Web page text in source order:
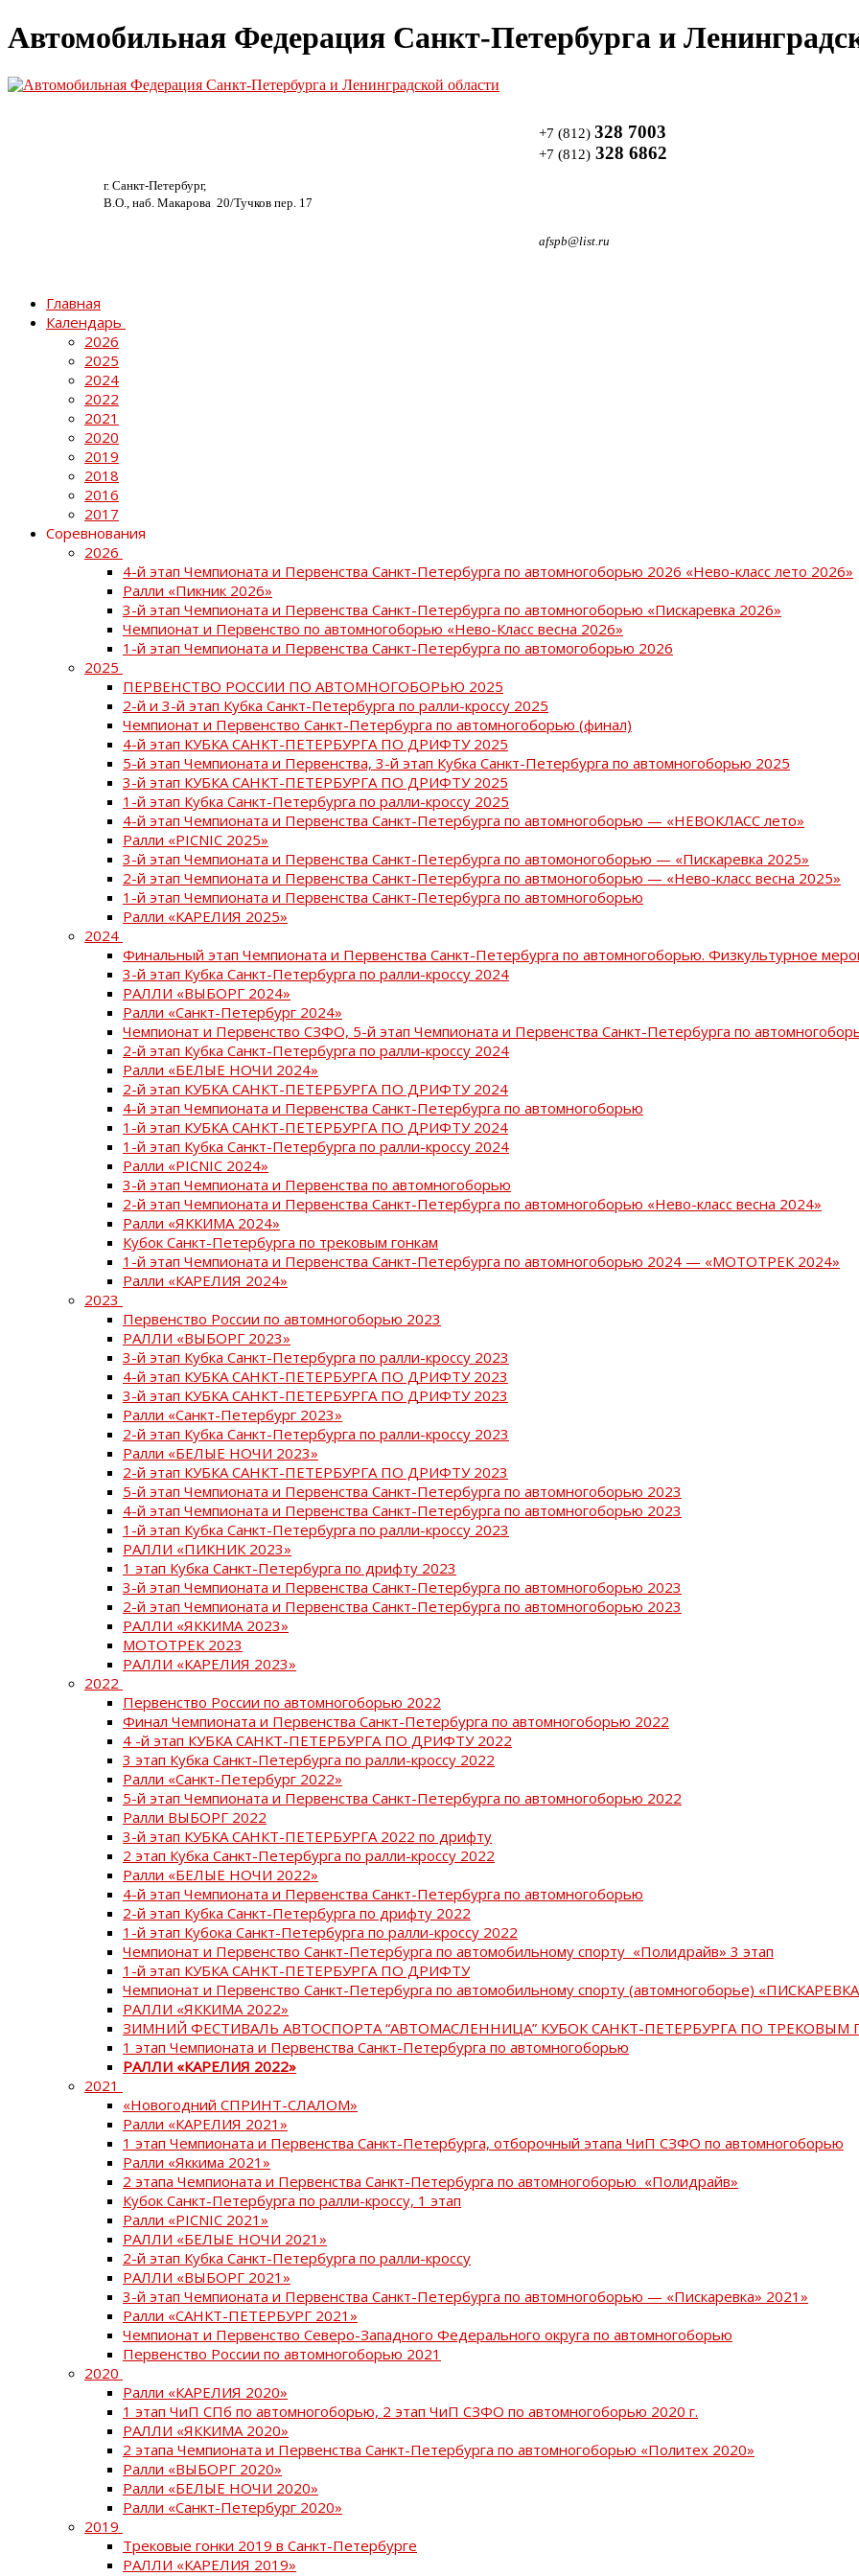
Автомобильная Федерация Санкт-Петербурга и
г. Санкт-Петербург,
В.О., наб. Макарова 20/Тучков пер. 17
+7 (812) 328 7003
+7 (812) 328 6862
afspb@list.ru
Главная
Календарь
2026
2025
2024
2022
2021
2020
2019
2018
2016
2017
Соревнования
2026
4-й этап Чемпионата и Первенства Санкт-Петербурга по автомногоборью 2026 «Нево-класс лето 2026»
Ралли «Пикник 2026»
3-й этап Чемпионата и Первенства Санкт-Петербурга по автомногоборью «Пискаревка 2026»
Чемпионат и Первенство по автомногоборью «Нево-Класс весна 2026»
1-й этап Чемпионата и Первенства Санкт-Петербурга по автомогоборью 2026
2025
ПЕРВЕНСТВО РОССИИ ПО АВТОМНОГОБОРЬЮ 2025
2-й и 3-й этап Кубка Санкт-Петербурга по ралли-кроссу 2025
Чемпионат и Первенство Санкт-Петербурга по автомногоборью (финал)
4-й этап КУБКА САНКТ-ПЕТЕРБУРГА ПО ДРИФТУ 2025
5-й этап Чемпионата и Первенства, 3-й этап Кубка Санкт-Петербурга по автомногоборью 2025
3-й этап КУБКА САНКТ-ПЕТЕРБУРГА ПО ДРИФТУ 2025
1-й этап Кубка Санкт-Петербурга по ралли-кроссу 2025
4-й этап Чемпионата и Первенства Санкт-Петербурга по автомногоборью — «НЕВОКЛАСС лето»
Ралли «PICNIC 2025»
3-й этап Чемпионата и Первенства Санкт-Петербурга по автомоногоборью — «Пискаревка 2025»
2-й этап Чемпионата и Первенства Санкт-Петербурга по автмоногоборью — «Нево-класс весна 2025»
1-й этап Чемпионата и Первенства Санкт-Петербурга по автомногоборью
Ралли «КАРЕЛИЯ 2025»
2024
Финальный этап Чемпионата и Первенства Санкт-Петербурга по автомногоборью. Физкультурное
3-й этап Кубка Санкт-Петербурга по ралли-кроссу 2024
РАЛЛИ «ВЫБОРГ 2024»
Ралли «Санкт-Петербург 2024»
Чемпионат и Первенство СЗФО, 5-й этап Чемпионата и Первенства Санкт-Петербурга по
2-й этап Кубка Санкт-Петербурга по ралли-кроссу 2024
Ралли «БЕЛЫЕ НОЧИ 2024»
2-й этап КУБКА САНКТ-ПЕТЕРБУРГА ПО ДРИФТУ 2024
4-й этап Чемпионата и Первенства Санкт-Петербурга по автомногоборью
1-й этап КУБКА САНКТ-ПЕТЕРБУРГА ПО ДРИФТУ 2024
1-й этап Кубка Санкт-Петербурга по ралли-кроссу 2024
Ралли «PICNIC 2024»
3-й этап Чемпионата и Первенства по автомногоборью
2-й этап Чемпионата и Первенства Санкт-Петербурга по автомногоборью «Нево-класс весна 2024»
Ралли «ЯККИМА 2024»
Кубок Санкт-Петербурга по трековым гонкам
1-й этап Чемпионата и Первенства Санкт-Петербурга по автомногоборью 2024 — «МОТОТРЕК 2024»
Ралли «КАРЕЛИЯ 2024»
2023
Первенство России по автомногоборью 2023
РАЛЛИ «ВЫБОРГ 2023»
3-й этап Кубка Санкт-Петербурга по ралли-кроссу 2023
4-й этап КУБКА САНКТ-ПЕТЕРБУРГА ПО ДРИФТУ 2023
3-й этап КУБКА САНКТ-ПЕТЕРБУРГА ПО ДРИФТУ 2023
Ралли «Санкт-Петербург 2023»
2-й этап Кубка Санкт-Петербурга по ралли-кроссу 2023
Ралли «БЕЛЫЕ НОЧИ 2023»
2-й этап КУБКА САНКТ-ПЕТЕРБУРГА ПО ДРИФТУ 2023
5-й этап Чемпионата и Первенства Санкт-Петербурга по автомногоборью 2023
4-й этап Чемпионата и Первенства Санкт-Петербурга по автомногоборью 2023
1-й этап Кубка Санкт-Петербурга по ралли-кроссу 2023
РАЛЛИ «ПИКНИК 2023»
1 этап Кубка Санкт-Петербурга по дрифту 2023
3-й этап Чемпионата и Первенства Санкт-Петербурга по автомногоборью 2023
2-й этап Чемпионата и Первенства Санкт-Петербурга по автомногоборью 2023
РАЛЛИ «ЯККИМА 2023»
МОТОТРЕК 2023
РАЛЛИ «КАРЕЛИЯ 2023»
2022
Первенство России по автомногоборью 2022
Финал Чемпионата и Первенства Санкт-Петербурга по автомногоборью 2022
4 -й этап КУБКА САНКТ-ПЕТЕРБУРГА ПО ДРИФТУ 2022
3 этап Кубка Санкт-Петербурга по ралли-кроссу 2022
Ралли «Санкт-Петербург 2022»
5-й этап Чемпионата и Первенства Санкт-Петербурга по автомногоборью 2022
Ралли ВЫБОРГ 2022
3-й этап КУБКА САНКТ-ПЕТЕРБУРГА 2022 по дрифту
2 этап Кубка Санкт-Петербурга по ралли-кроссу 2022
Ралли «БЕЛЫЕ НОЧИ 2022»
4-й этап Чемпионата и Первенства Санкт-Петербурга по автомногоборью
2-й этап Кубка Санкт-Петербурга по дрифту 2022
1-й этап Кубока Санкт-Петербурга по ралли-кроссу 2022
Чемпионат и Первенство Санкт-Петербурга по автомобильному спорту «Полидрайв» 3 этап
1-й этап КУБКА САНКТ-ПЕТЕРБУРГА ПО ДРИФТУ
Чемпионат и Первенство Санкт-Петербурга по автомобильному спорту (автомногоборье)
РАЛЛИ «ЯККИМА 2022»
ЗИМНИЙ ФЕСТИВАЛЬ АВТОСПОРТА “АВТОМАСЛЕННИЦА” КУБОК САНКТ-ПЕТЕРБУРГА ПО ТРЕКОВЫМ
1 этап Чемпионата и Первенства Санкт-Петербурга по автомногоборью
РАЛЛИ «КАРЕЛИЯ 2022»
2021
«Новогодний СПРИНТ-СЛАЛОМ»
Ралли «КАРЕЛИЯ 2021»
1 этап Чемпионата и Первенства Санкт-Петербурга, отборочный этапа ЧиП СЗФО по автомногоборью
Ралли «Яккима 2021»
2 этапа Чемпионата и Первенства Санкт-Петербурга по автомногоборью «Полидрайв»
Кубок Санкт-Петербурга по ралли-кроссу, 1 этап
Ралли «PICNIC 2021»
РАЛЛИ «БЕЛЫЕ НОЧИ 2021»
2-й этап Кубка Санкт-Петербурга по ралли-кроссу
РАЛЛИ «ВЫБОРГ 2021»
3-й этап Чемпионата и Первенства Санкт-Петербурга по автомногоборью — «Пискаревка» 2021»
Ралли «САНКТ-ПЕТЕРБУРГ 2021»
Чемпионат и Первенство Северо-Западного Федерального округа по автомногоборью
Первенство России по автомногоборью 2021
2020
Ралли «КАРЕЛИЯ 2020»
1 этап ЧиП СПб по автомногоборью, 2 этап ЧиП СЗФО по автомногоборью 2020 г.
РАЛЛИ «ЯККИМА 2020»
2 этапа Чемпионата и Первенства Санкт-Петербурга по автомногоборью «Политех 2020»
Ралли «ВЫБОРГ 2020»
Ралли «БЕЛЫЕ НОЧИ 2020»
Ралли «Санкт-Петербург 2020»
2019
Трековые гонки 2019 в Санкт-Петербурге
РАЛЛИ «КАРЕЛИЯ 2019»